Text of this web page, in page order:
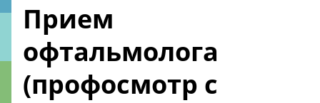
Прием
офтальмолога
(профосмотр с